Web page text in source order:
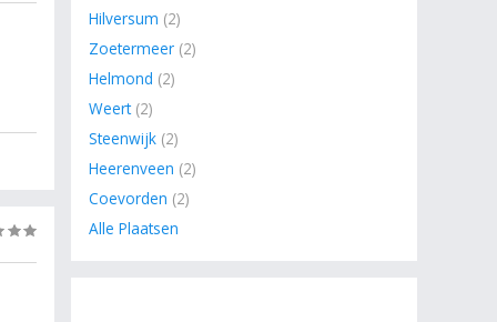
Hilversum (2)
Zoetermeer (2)
Helmond (2)
Weert(2)
Steenwijk (2)
Heerenveen (2)
Coevorden (2)
Alle Plaatsen